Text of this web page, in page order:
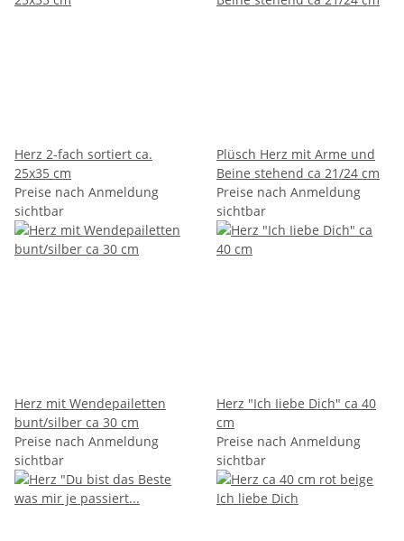
Herz 2-fach sortiert ca.
25x35 cm
Preise nach Anmeldung
sichtbar
Plüsch Herz mit Arme und
Beine stehend ca 21/24 cm
Preise nach Anmeldung
sichtbar
Herz mit Wendepailetten
bunt/silber ca 30 cm
Preise nach Anmeldung
sichtbar
Herz "Ich Iiebe Dich" ca 40
cm
Preise nach Anmeldung
sichtbar